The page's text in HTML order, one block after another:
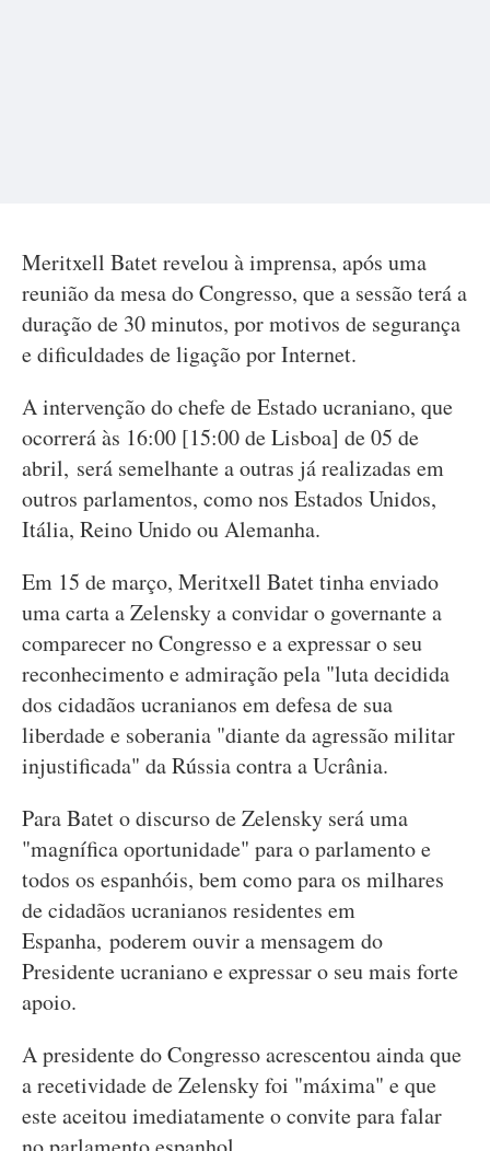
Meritxell Batet revelou à imprensa, após uma
reunião da mesa do Congresso, que a sessão terá a
duração de 30 minutos, por motivos de segurança
e dificuldades de ligação por Internet.
A intervenção do chefe de Estado ucraniano, que
ocorrerá às 16:00 [15:00 de Lisboa] de 05 de
abril, será semelhante a outras já realizadas em
outros parlamentos, como nos Estados Unidos,
Itália, Reino Unido ou Alemanha.
Em 15 de março, Meritxell Batet tinha enviado
uma carta a Zelensky a convidar o governante a
comparecer no Congresso e a expressar o seu
reconhecimento e admiração pela "luta decidida
dos cidadãos ucranianos em defesa de sua
liberdade e soberania "diante da agressão militar
injustificada" da Rússia contra a Ucrânia.
Para Batet o discurso de Zelensky será uma
"magnífica oportunidade" para o parlamento e
todos os espanhóis, bem como para os milhares
de cidadãos ucranianos residentes em
Espanha, poderem ouvir a mensagem do
Presidente ucraniano e expressar o seu mais forte
apoio.
A presidente do Congresso acrescentou ainda que
a recetividade de Zelensky foi "máxima" e que
este aceitou imediatamente o convite para falar